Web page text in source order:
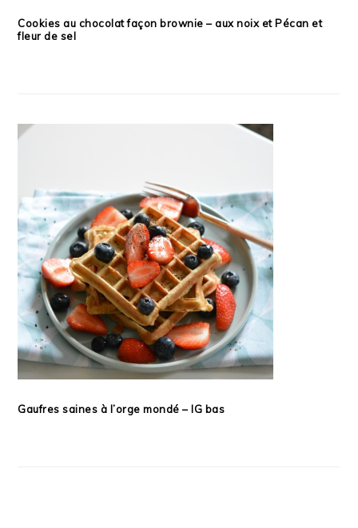
Cookies au chocolat façon brownie – aux noix et Pécan et
fleur de sel
Gaufres saines à l’orge mondé – IG bas